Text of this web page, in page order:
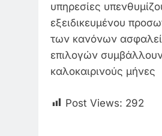
υπηρεσίες
εξειδικευμένου
των κανόνων
επιλογών
καλοκαιρινούς μήνες
Post Views: 292